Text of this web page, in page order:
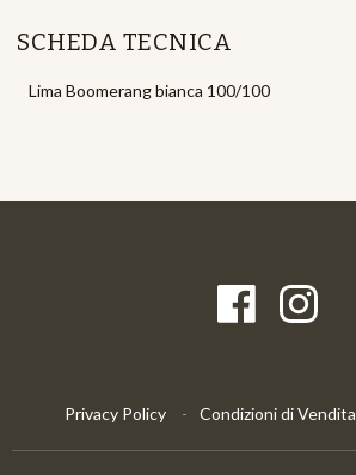
SCHEDA TECNICA
Lima Boomerang bianca 100/100
Privacy Policy Condizioni di Vendita